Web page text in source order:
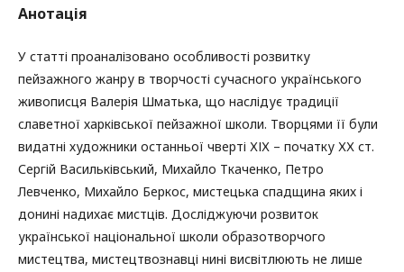
Анотація
У статті проаналізовано особливості розвитку
пейзажного жанру в творчості сучасного українського
живописця Валерія Шматька, що наслідує традиції
славетної харківської пейзажної школи. Творцями її були
видатні художники останньої чверті ХІХ – початку ХХ ст.
Сергій Васильківський, Михайло Ткаченко, Петро
Левченко, Михайло Беркос, мистецька спадщина яких і
донині надихає мистців. Досліджуючи розвиток
української національної школи образотворчого
мистецтва, мистецтвознавці нині висвітлюють не лише